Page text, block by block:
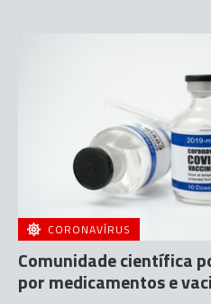
CORONAVÍRUS
Comunidade científica
por medicamentos e